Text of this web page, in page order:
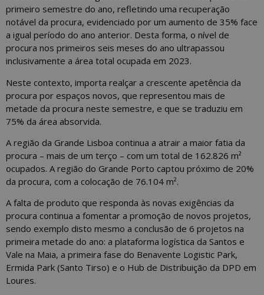
primeiro semestre do ano, refletindo uma recuperação
notável da procura, evidenciado por um aumento de 35% face
a igual período do ano anterior. Desta forma, o nível de
procura nos primeiros seis meses do ano ultrapassou
inclusivamente a área total ocupada em 2023.
Neste contexto, importa realçar a crescente apetência da
procura por espaços novos, que representou mais de
metade da procura neste semestre, e que se traduziu em
75% da área absorvida.
A região da Grande Lisboa continua a atrair a maior fatia da
procura – mais de um terço – com um total de 162.826 m²
ocupados. A região do Grande Porto captou próximo de 20%
da procura, com a colocação de 76.104 m².
A falta de produto que responda às novas exigências da
procura continua a fomentar a promoção de novos projetos,
sendo exemplo disto mesmo a conclusão de 6 projetos na
primeira metade do ano: a plataforma logística da Santos e
Vale na Maia, a primeira fase do Benavente Logistic Park,
Ermida Park (Santo Tirso) e o Hub de Distribuição da DPD em
Loures.